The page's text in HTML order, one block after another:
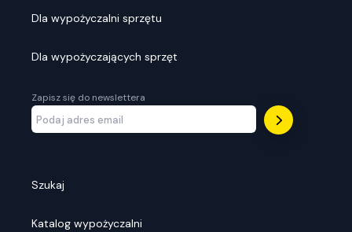
Dla wypożyczalni sprzętu
Dla wypożyczających sprzęt
Zapisz się do newslettera
Szukaj
Katalog wypożyczalni